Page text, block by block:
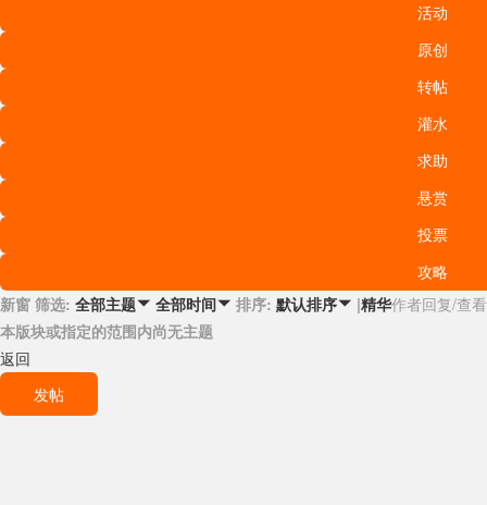
活动
原创
转帖
灌水
求助
悬赏
投票
攻略
新窗 筛选: 全部主题 全部时间  排序: 默认排序 |精华作者回复/查看
本版块或指定的范围内尚无主题
返回
发帖